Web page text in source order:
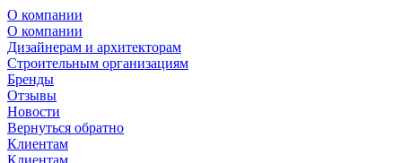
О компании
О компании
Дизайнерам и архитекторам
Строительным организациям
Бренды
Отзывы
Новости
Вернуться обратно
Клиентам
Клиентам